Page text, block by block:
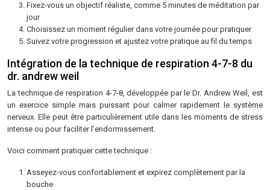
Fixez-vous un objectif réaliste, comme 5 minutes de méditation par
jour
Choisissez un moment régulier dans votre journée pour pratiquer
Suivez votre progression et ajustez votre pratique au fil du temps
Intégration de la technique de respiration 4-7-8 du
dr. andrew weil
La technique de respiration 4-7-8, développée par le Dr. Andrew Weil, est
un exercice simple mais puissant pour calmer rapidement le système
nerveux. Elle peut être particulièrement utile dans les moments de stress
intense ou pour faciliter l’endormissement.
Voici comment pratiquer cette technique :
Asseyez-vous confortablement et expirez complètement par la
bouche